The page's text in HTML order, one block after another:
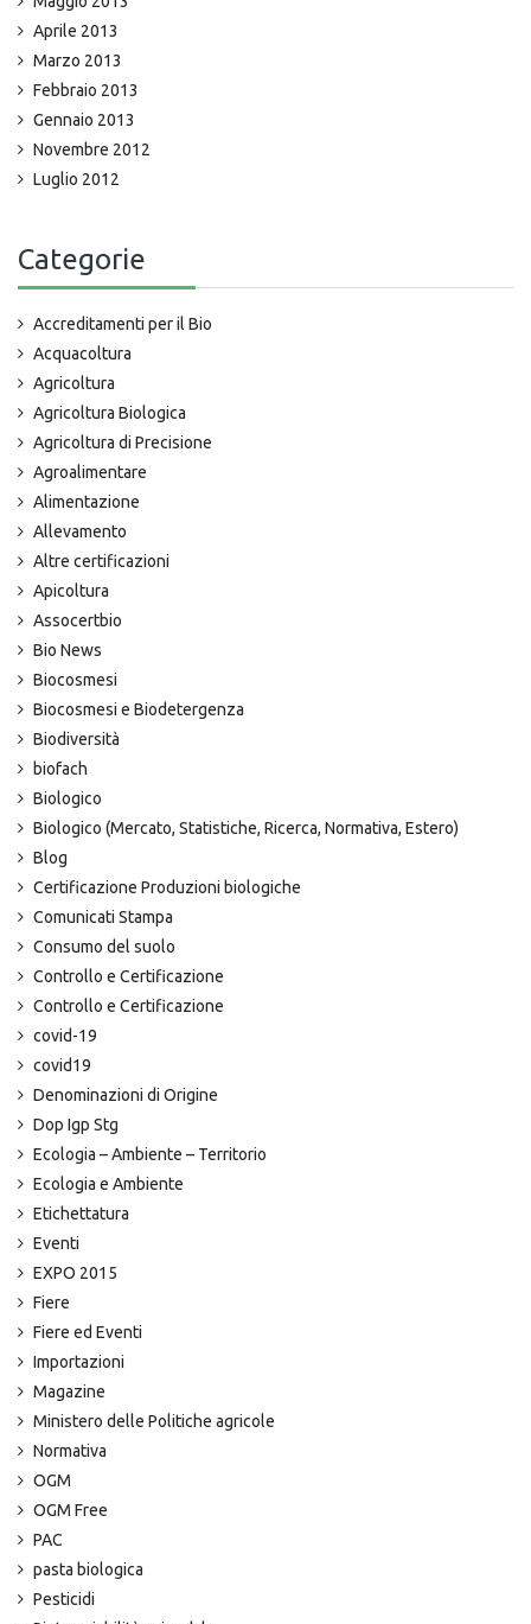
Aprile 2013
Marzo 2013
Febbraio 2013
Gennaio 2013
Novembre 2012
Luglio 2012
Categorie
Accreditamenti per il Bio
Acquacoltura
Agricoltura
Agricoltura Biologica
Agricoltura di Precisione
Agroalimentare
Alimentazione
Allevamento
Altre certificazioni
Apicoltura
Assocertbio
Bio News
Biocosmesi
Biocosmesi e Biodetergenza
Biodiversità
biofach
Biologico
Biologico (Mercato, Statistiche, Ricerca, Normativa, Estero)
Blog
Certificazione Produzioni biologiche
Comunicati Stampa
Consumo del suolo
Controllo e Certificazione
Controllo e Certificazione
covid-19
covid19
Denominazioni di Origine
Dop Igp Stg
Ecologia – Ambiente – Territorio
Ecologia e Ambiente
Etichettatura
Eventi
EXPO 2015
Fiere
Fiere ed Eventi
Importazioni
Magazine
Ministero delle Politiche agricole
Normativa
OGM
OGM Free
PAC
pasta biologica
Pesticidi